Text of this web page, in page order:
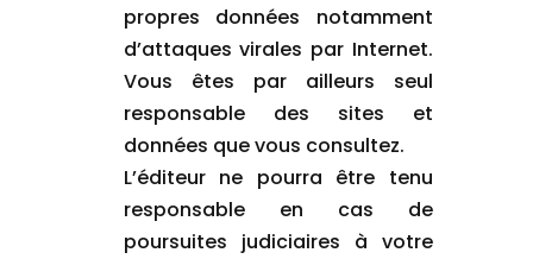
propres données notamment
d’attaques virales par Internet.
Vous êtes par ailleurs seul
responsable des sites et
données que vous consultez.
L’éditeur ne pourra être tenu
responsable en cas de
poursuites judiciaires à votre